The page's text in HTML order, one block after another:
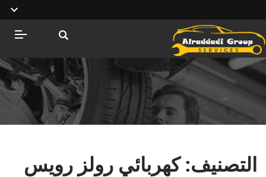
التصنيف: كهربائي رولز رويس